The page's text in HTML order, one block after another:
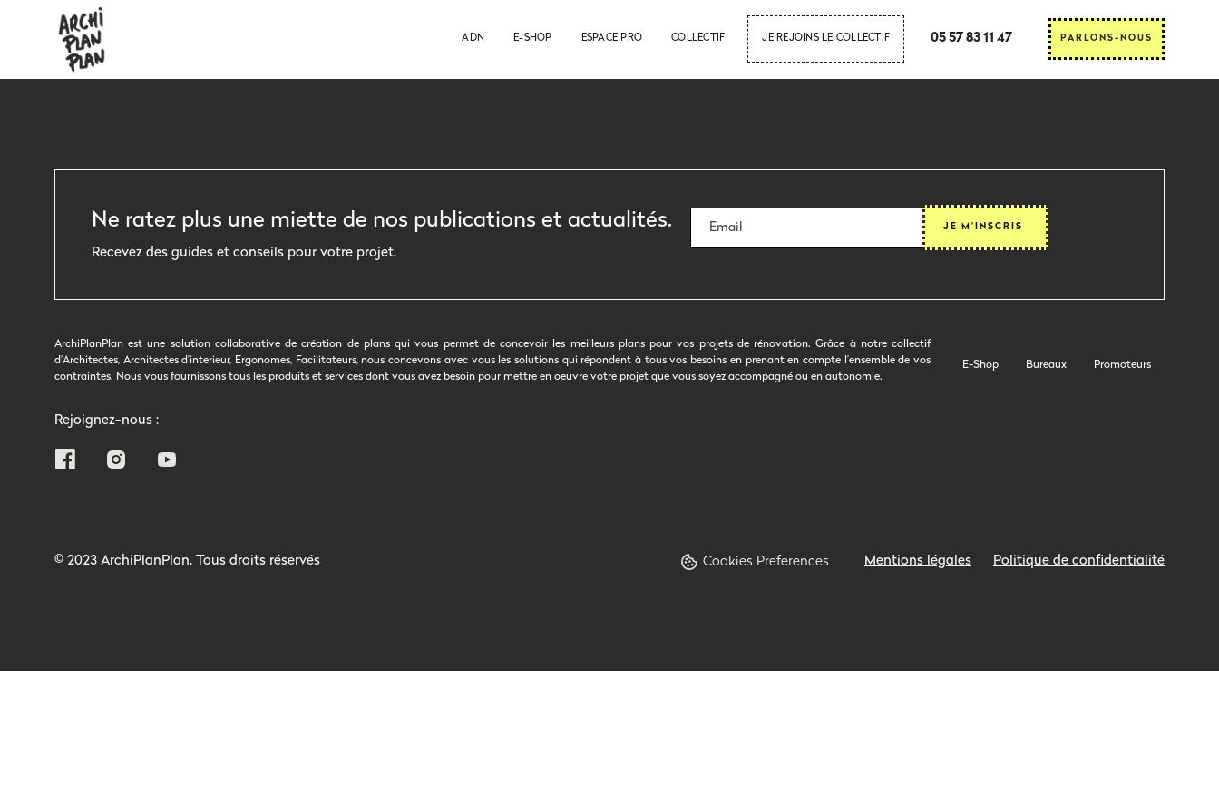
ADN E-SHOP ESPACE PRO COLLECTIF JE REJOINS LE COLLECTIF 05 57 83 11 47 PARLONS-NOUS
Ne ratez plus une miette de nos publications et actualités.
Recevez des guides et conseils pour votre projet.
ArchiPlanPlan est une solution collaborative de création de plans qui vous permet de concevoir les meilleurs plans pour vos projets de rénovation. Grâce à notre collectif
d'Architectes, Architectes d’interieur, Ergonomes, Facilitateurs, nous concevons avec vous les solutions qui répondent à tous vos besoins en prenant en compte l’ensemble de vos
contraintes. Nous vous fournissons tous les produits et services dont vous avez besoin pour mettre en oeuvre votre projet que vous soyez accompagné ou en autonomie.
E-Shop Bureaux Promoteurs
Rejoignez-nous :
© 2023 ArchiPlanPlan. Tous droits réservés Cookies Preferences Mentions légales Politique de confidentialité